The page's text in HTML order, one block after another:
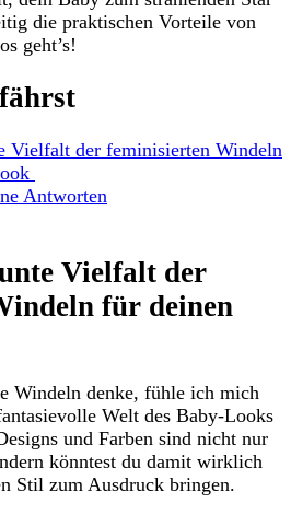
die praktischen Vorteile von
geht’s!
Vielfalt der feminisierten ⁤Windeln
Antworten
Vielfalt der
für deinen
Windeln denke, fühle⁣ ich mich
Welt des Baby-Looks
⁤und Farben sind nicht nur
könntest du damit wirklich
Stil zum Ausdruck bringen.